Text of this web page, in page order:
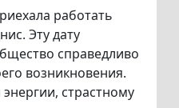
работать
Эту дату
справедливо
возникновения.
страстному